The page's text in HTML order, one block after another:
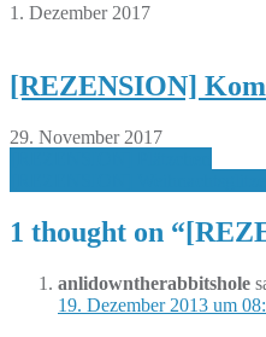
1. Dezember 2017
[REZENSION]
29. November 2017
Beitragsnavigation
1 thought on “
anlidowntherabbitshole
19. Dezember 2013 um